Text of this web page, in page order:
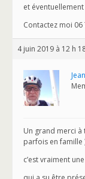
et
Contactez moi 06
4 juin 2019 à 12 h
Un grand merci
parfois en famille
c’est vraiment